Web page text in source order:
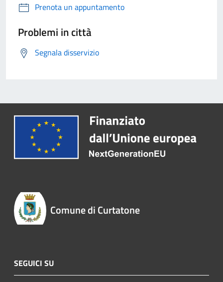
Prenota un appuntamento
Problemi in città
Segnala disservizio
Comune di Curtatone
SEGUICI SU